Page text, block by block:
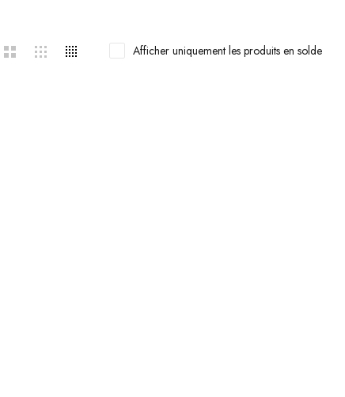
Afficher uniquement les produits en solde